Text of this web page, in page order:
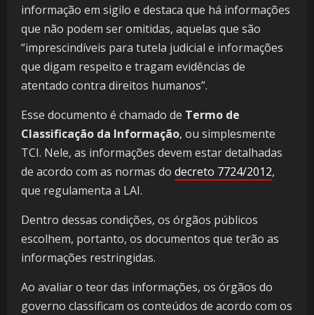
informação em sigilo e destaca que há informações
que não podem ser omitidas, aquelas que são
“imprescindíveis para tutela judicial e informações
que digam respeito e tragam evidências de
atentado contra direitos humanos”.
Esse documento é chamado de Termo de
Classificação da Informação, ou simplesmente
TCI. Nele, as informações devem estar detalhadas
de acordo com as normas do decreto 7724/2012,
que regulamenta a LAI.
Dentro dessas condições, os órgãos públicos
escolhem, portanto, os documentos que terão as
informações restringidas.
Ao avaliar o teor das informações, os órgãos do
governo classificam os conteúdos de acordo com os